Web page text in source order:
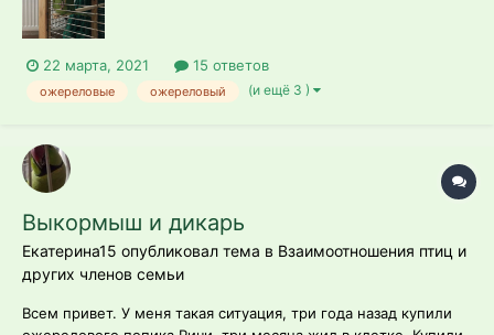
пытается. Корм а19, темпе...
22 марта, 2021 15 ответов
ожереловые ожереловый (и ещё 3 )
Выкормыш и дикарь
Екатерина15 опубликовал тема в Взаимоотношения птиц и
других членов семьи
Всем привет. У меня такая ситуация, три года назад купили